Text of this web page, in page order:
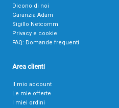
Dicono di noi
Garanzia Adam
Sigillo Netcomm
Privacy e cookie
FAQ: Domande frequenti
Area clienti
Il mio account
Le mie offerte
I miei ordini